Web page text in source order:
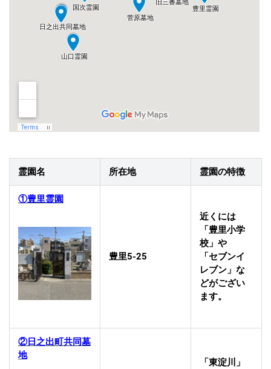
霊園名 所在地 霊園の特徴
①豊里霊園
豊里5-25
近くには
「豊里小学
校」や
「セブンイ
レブン」な
どがござい
ます。
②日之出町共同墓
地
「東淀川」